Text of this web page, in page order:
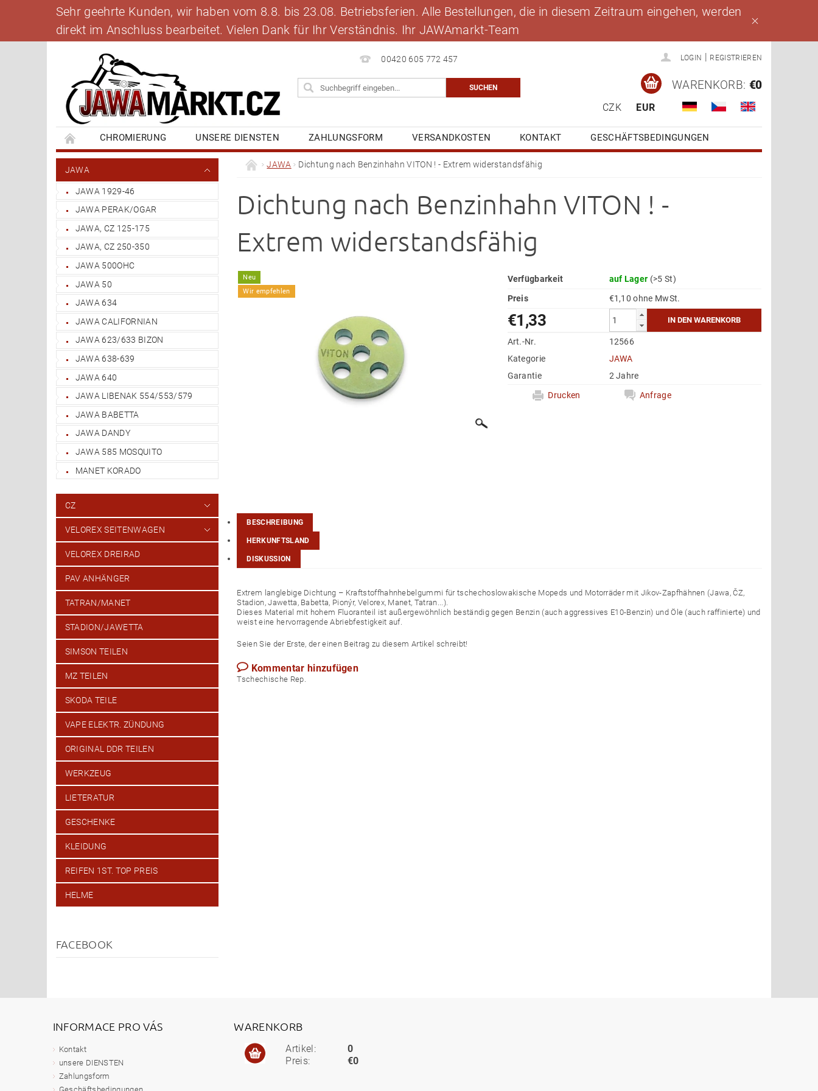
Sehr geehrte Kunden, wir haben vom 8.8. bis 23.08. Betriebsferien. Alle Bestellungen, die in diesem Zeitraum eingehen, werden
direkt im Anschluss bearbeitet. Vielen Dank für Ihr Verständnis. Ihr JAWAmarkt-Team
00420 605 772 457 LOGIN REGISTRIEREN
CZK EUR
WARENKORB: €0
CHROMIERUNG UNSERE DIENSTEN ZAHLUNGSFORM VERSANDKOSTEN KONTAKT
GESCHÄFTSBEDINGUNGEN
BANKVERBINDUNG
SCHREIBEN SIE UNS BLOG MEINE BESTELLUNG
JAWA
JAWA 1929-46
JAWA PERAK/OGAR
JAWA, CZ 125-175
JAWA, CZ 250-350
JAWA 500OHC
JAWA 50
JAWA 634
JAWA CALIFORNIAN
JAWA 623/633 BIZON
JAWA 638-639
JAWA 640
JAWA LIBENAK 554/553/579
JAWA BABETTA
JAWA DANDY
JAWA 585 MOSQUITO
MANET KORADO
CZ
VELOREX SEITENWAGEN
VELOREX DREIRAD
PAV ANHÄNGER
TATRAN/MANET
STADION/JAWETTA
SIMSON TEILEN
MZ TEILEN
SKODA TEILE
VAPE ELEKTR. ZÜNDUNG
ORIGINAL DDR TEILEN
WERKZEUG
LIETERATUR
GESCHENKE
KLEIDUNG
REIFEN 1ST. TOP PREIS
HELME
FACEBOOK
JAWA Dichtung nach Benzinhahn VITON ! - Extrem widerstandsfähig
Dichtung nach Benzinhahn VITON ! -
Extrem widerstandsfähig
Neu
Wir empfehlen
Verfügbarkeit auf Lager (>5 St)
Preis
€1,10 ohne MwSt.
€1,33
Art.-Nr.
12566
Kategorie
JAWA
Garantie
2 Jahre
Drucken
Anfrage
BESCHREIBUNG
HERKUNFTSLAND
DISKUSSION
Extrem langlebige Dichtung – Kraftstoffhahnhebelgummi für tschechoslowakische Mopeds und Motorräder mit Jikov-Zapfhähnen (Jawa, ČZ,
Stadion, Jawetta, Babetta, Pionýr, Velorex, Manet, Tatran...).
Dieses Material mit hohem Fluoranteil ist außergewöhnlich beständig gegen Benzin (auch aggressives E10-Benzin) und Öle (auch raffinierte) und
weist eine hervorragende Abriebfestigkeit auf.
Seien Sie der Erste, der einen Beitrag zu diesem Artikel schreibt!
Kommentar hinzufügen
Tschechische Rep.
INFORMACE PRO VÁS
Kontakt
unsere DIENSTEN
Zahlungsform
WARENKORB
Artikel:
Preis:
0
€0